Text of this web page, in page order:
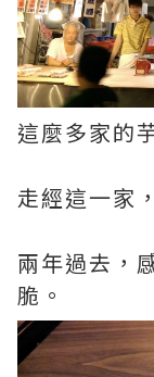
這麼多家的
走經這一家
兩年過去，
脆。